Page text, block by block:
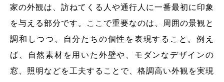
家の外観は、訪ねてくる人や通行人に一番最初に印象
を与える部分です。ここで重要なのは、周囲の景観と
調和しつつ、自分たちの個性を表現すること。例え
ば、自然素材を用いた外壁や、モダンなデザインの
窓、照明などを工夫することで、格調高い外観を実現